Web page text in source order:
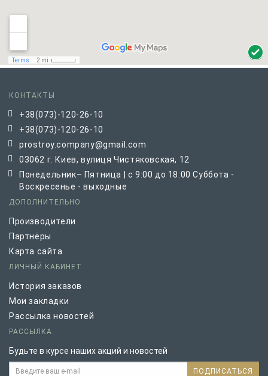
КОНТАКТЫ
+38(073)-120-26-10
+38(073)-120-26-10
prostroy.company@gmail.com
03062 г. Киев, вулиця Чистяковская, 12
Понедельник– Пятница | с 9:00 до 18:00 Суббота -
Воскресенье - выходные
ДОПОЛНИТЕЛЬНО
Производители
Партнёры
Карта сайта
ЛИЧНЫЙ КАБИНЕТ
История заказов
Мои закладки
Рассылка новостей
РАССЫЛКА
Будьте в курсе наших акций и новостей
ПОДПИСАТЬСЯ